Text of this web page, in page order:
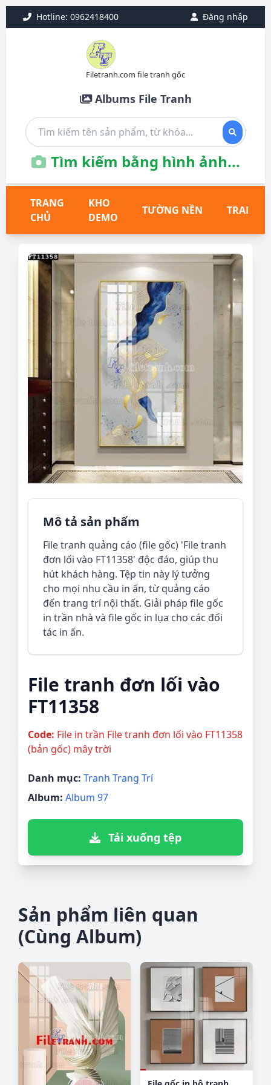
Hotline: 0962418400 Đăng nhập
Filetranh.com file tranh gốc
Albums File Tranh
Tìm kiếm bằng hình ảnh...
TRANG
CHỦ
KHO
DEMO
TƯỜNG NỀN TRANH
Mô tả sản phẩm
File tranh quảng cáo (file gốc) 'File tranh
đơn lối vào FT11358' độc đáo, giúp thu
hút khách hàng. Tệp tin này lý tưởng
cho mọi nhu cầu in ấn, từ quảng cáo
đến trang trí nội thất. Giải pháp file gốc
in trần nhà và file gốc in lụa cho các đối
tác in ấn.
File tranh đơn lối vào
FT11358
Code: File in trần File tranh đơn lối vào FT11358
(bản gốc) mây trời
Danh mục: Tranh Trang Trí
Album: Album 97
Tải xuống tệp
Sản phẩm liên quan
(Cùng Album)